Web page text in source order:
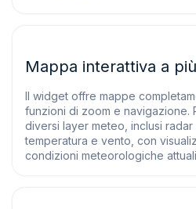
Mappa interattiva a
Il widget offre mappe
funzioni di zoom e navigazione.
diversi layer meteo, inclusi
temperatura e vento, con
condizioni meteorologiche